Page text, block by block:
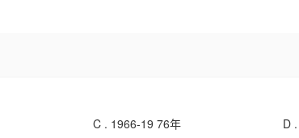
C . 1966-19 76年 D .